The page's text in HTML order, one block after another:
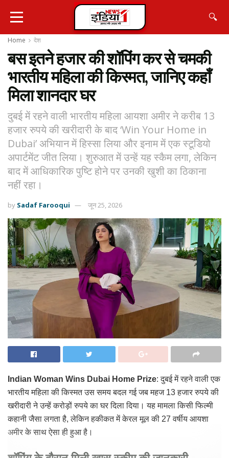
🔍
Home देश
बस इतने हजार की शॉपिंग कर से चमकी
भारतीय महिला की किस्मत, जानिए कहाँ
मिला शानदार घर
दुबई में रहने वाली भारतीय महिला आयशा अमीर ने करीब 13
हजार रुपये की खरीदारी के बाद ‘Win Your Home in
Dubai’ अभियान में हिस्सा लिया और इनाम में एक स्टूडियो
अपार्टमेंट जीत लिया। शुरुआत में उन्हें यह स्कैम लगा, लेकिन
बाद में आधिकारिक पुष्टि होने पर उनकी खुशी का ठिकाना
नहीं रहा।
by Sadaf Farooqui जून 25, 2026
Indian Woman Wins Dubai Home Prize: दुबई में रहने वाली एक
भारतीय महिला की किस्मत उस समय बदल गई जब महज 13 हजार रुपये की
खरीदारी ने उन्हें करोड़ों रुपये का घर दिला दिया। यह मामला किसी फिल्मी
कहानी जैसा लगता है, लेकिन हकीकत में केरल मूल की 27 वर्षीय आयशा
अमीर के साथ ऐसा ही हुआ है।